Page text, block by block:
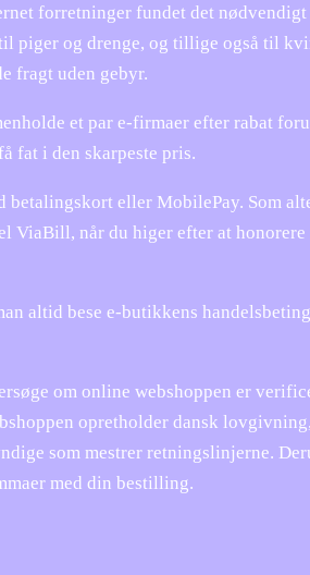
forretninger fundet det nødvendigt
piger og drenge, og tillige også til
fragt uden gebyr.
et par e-firmaer efter rabat
fat i den skarpeste pris.
eller MobilePay. Som
ViaBill, når du higer efter at honorere
altid bese e-butikkens
om online webshoppen er
opretholder dansk
som mestrer retningslinjerne.
med din bestilling.